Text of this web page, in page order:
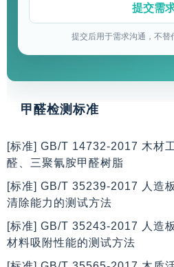
提交后用于需求沟通，不替
甲醛检测标准
[标准] GB/T 14732-2017 木材
醛、三聚氰胺甲醛树脂
[标准] GB/T 35239-2017 人造
清除能力的测试方法
[标准] GB/T 35243-2017 人造
材料吸附性能的测试方法